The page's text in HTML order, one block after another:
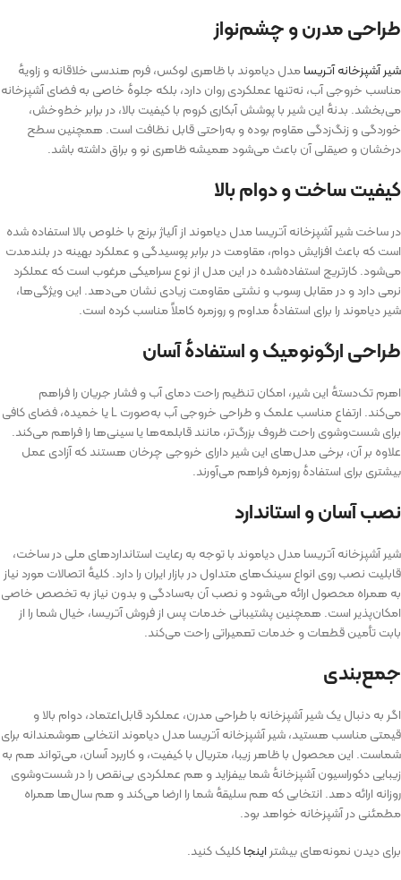
طراحی مدرن و چشم‌نواز
شیر آشپزخانه آتریسامدل دیاموند با ظاهری لوکس، فرم هندسی خلاقانه و زاویه‌ٔ
مناسب خروجی آب، نه‌تنها عملکردی روان دارد، بلکه جلوه‌ٔ خاصی به فضای آشپزخانه
می‌بخشد. بدنه‌ٔ این شیر با پوشش آبکاری کروم با کیفیت بالا، در برابر خط‌وخش،
خوردگی و زنگ‌زدگی مقاوم بوده و به‌راحتی قابل نظافت است. همچنین سطح
درخشان و صیقلی آن باعث می‌شود همیشه ظاهری نو و براق داشته باشد.
کیفیت ساخت و دوام بالا
در ساخت شیر آشپزخانه آتریسا مدل دیاموند از آلیاژ برنج با خلوص بالا استفاده شده
است که باعث افزایش دوام، مقاومت در برابر پوسیدگی و عملکرد بهینه در بلندمدت
می‌شود. کارتریج استفاده‌شده در این مدل از نوع سرامیکی مرغوب است که عملکرد
نرمی دارد و در مقابل رسوب و نشتی مقاومت زیادی نشان می‌دهد. این ویژگی‌ها،
شیر دیاموند را برای استفاده‌ٔ مداوم و روزمره کاملاً مناسب کرده است.
طراحی ارگونومیک و استفاده‌ٔ آسان
اهرم تک‌دسته‌ٔ این شیر، امکان تنظیم راحت دمای آب و فشار جریان را فراهم
می‌کند. ارتفاع مناسب علمک و طراحی خروجی آب به‌صورت L یا خمیده، فضای کافی
برای شست‌وشوی راحت ظروف بزرگ‌تر، مانند قابلمه‌ها یا سینی‌ها را فراهم می‌کند.
علاوه بر آن، برخی مدل‌های این شیر دارای خروجی چرخان هستند که آزادی عمل
بیشتری برای استفاده‌ٔ روزمره فراهم می‌آورند.
نصب آسان و استاندارد
شیر آشپزخانه آتریسا مدل دیاموند با توجه به رعایت استانداردهای ملی در ساخت،
قابلیت نصب روی انواع سینک‌های متداول در بازار ایران را دارد. کلیه‌ٔ اتصالات مورد نیاز
به همراه محصول ارائه می‌شود و نصب آن به‌سادگی و بدون نیاز به تخصص خاصی
امکان‌پذیر است. همچنین پشتیبانی خدمات پس از فروش آتریسا، خیال شما را از
بابت تأمین قطعات و خدمات تعمیراتی راحت می‌کند.
جمع‌بندی
اگر به دنبال یک شیر آشپزخانه با طراحی مدرن، عملکرد قابل‌اعتماد، دوام بالا و
قیمتی مناسب هستید، شیر آشپزخانه آتریسا مدل دیاموند انتخابی هوشمندانه برای
شماست. این محصول با ظاهر زیبا، متریال با کیفیت، و کاربرد آسان، می‌تواند هم به
زیبایی دکوراسیون آشپزخانه‌ٔ شما بیفزاید و هم عملکردی بی‌نقص را در شست‌وشوی
روزانه ارائه دهد. انتخابی که هم سلیقه‌ٔ شما را ارضا می‌کند و هم سال‌ها همراه
مطمئنی در آشپزخانه خواهد بود.
برای دیدن نمونه‌های بیشتراینجاکلیک کنید.